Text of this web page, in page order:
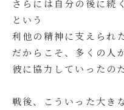
さらには自分の後に続
という
利他の精神に支えられ
だからこそ、多くの人
彼に協力していったの
戦後、こういった大き